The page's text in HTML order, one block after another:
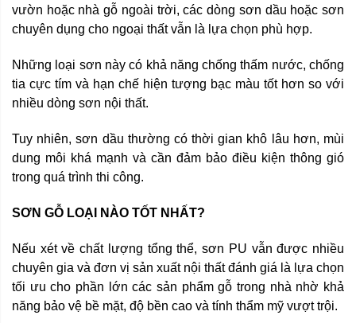
vườn hoặc nhà gỗ ngoài trời, các dòng sơn dầu hoặc sơn
chuyên dụng cho ngoại thất vẫn là lựa chọn phù hợp.
Những loại sơn này có khả năng chống thấm nước, chống
tia cực tím và hạn chế hiện tượng bạc màu tốt hơn so với
nhiều dòng sơn nội thất.
Tuy nhiên, sơn dầu thường có thời gian khô lâu hơn, mùi
dung môi khá mạnh và cần đảm bảo điều kiện thông gió
trong quá trình thi công.
SƠN GỖ LOẠI NÀO TỐT NHẤT?
Nếu xét về chất lượng tổng thể, sơn PU vẫn được nhiều
chuyên gia và đơn vị sản xuất nội thất đánh giá là lựa chọn
tối ưu cho phần lớn các sản phẩm gỗ trong nhà nhờ khả
năng bảo vệ bề mặt, độ bền cao và tính thẩm mỹ vượt trội.